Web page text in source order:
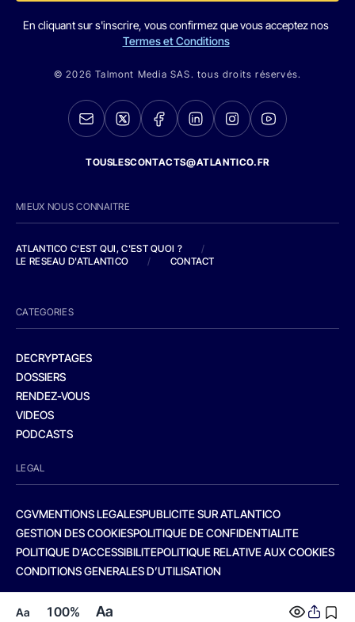
Aa 100% Aa
En cliquant sur s'inscrire, vous confirmez que vous acceptez nos
Termes et Conditions
© 2026 Talmont Media SAS. tous droits réservés.
TOUSLESCONTACTS@ATLANTICO.FR
MIEUX NOUS CONNAITRE
ATLANTICO C'EST QUI, C'EST QUOI ?
/
LE RESEAU D'ATLANTICO
/ CONTACT
CATEGORIES
DECRYPTAGES
DOSSIERS
RENDEZ-VOUS
VIDEOS
PODCASTS
LEGAL
CGVMENTIONS LEGALESPUBLICITE SUR ATLANTICO
GESTION DES COOKIESPOLITIQUE DE CONFIDENTIALITE
POLITIQUE D’ACCESSIBILITEPOLITIQUE RELATIVE AUX COOKIES
CONDITIONS GENERALES D’UTILISATION